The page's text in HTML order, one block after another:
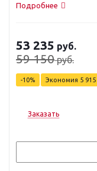
Подробнее
53 235 руб.
59 150руб.
-10% Экономия 5 915
Заказать